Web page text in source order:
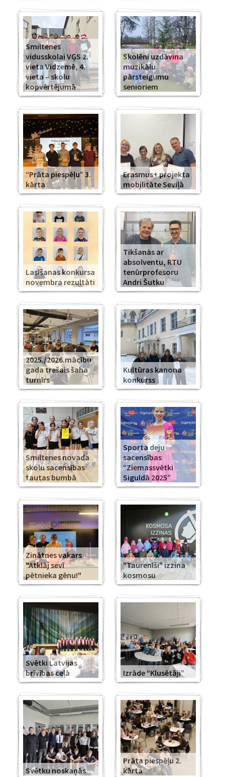
Smiltenes
vidusskolai VĢS 2.
vieta Vidzemē, 4.
vieta – skolu
kopvērtējumā
Skolēni uzdāvina
muzikālu
pārsteigumu
senioriem
“Prāta piespēļu” 3.
kārta
Erasmus+ projekta
mobilitāte Seviļā
Lasīšanas konkursa
novembra rezultāti
Tikšanās ar
absolventu, RTU
tenūrprofesoru
Andri Šutku
2025./2026.mācību
gada trešais šaha
turnīrs
Kultūras kanona
konkurss
Smiltenes novada
skolu sacensības
tautas bumbā
Sporta deju
sacensības
“Ziemassvētki
Siguldā 2025”
Zinātnes vakars
"Atklāj sevī
pētnieka gēnu!"
"Taurenīši" izzina
kosmosu
Svētki Latvijas
brīvības ceļā
Izrāde “Klusētāji”
Svētku noskaņās
Prāta piespēļu 2.
kārta